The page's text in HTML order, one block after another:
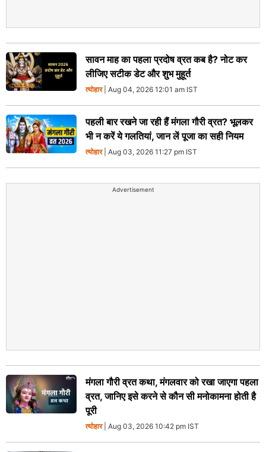
सावन माह का पहला प्रदोष व्रत कब है? नोट कर
लीजिए सटीक डेट और शुभ मुहूर्त
त्योहार| Aug 04, 2026 12:01 am IST
पहली बार रखने जा रही हैं मंगला गौरी व्रत? भूलकर
भी न करें ये गलतियां, जान लें पूजा का सही नियम
त्योहार| Aug 03, 2026 11:27 pm IST
Advertisement
मंगला गौरी व्रत कथा, मंगलवार को रखा जाएगा पहला
व्रत, जानिए इसे करने से कौन सी मनोकामना होती है
पूरी
त्योहार| Aug 03, 2026 10:42 pm IST